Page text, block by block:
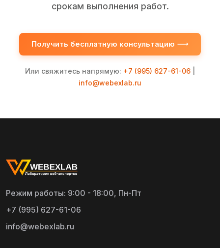
срокам выполнения работ.
Получить бесплатную консультацию
Или свяжитесь напрямую: +7 (995) 627-61-06
info@webexlab.ru
Режим работы: 9:00 - 18:00, Пн-Пт
+7 (995) 627-61-06
info@webexlab.ru